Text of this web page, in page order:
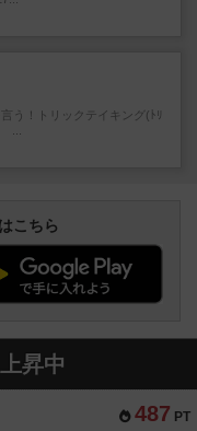
う！トリックテイキング(ﾄﾘ
...
こちら
昇中
487 PT